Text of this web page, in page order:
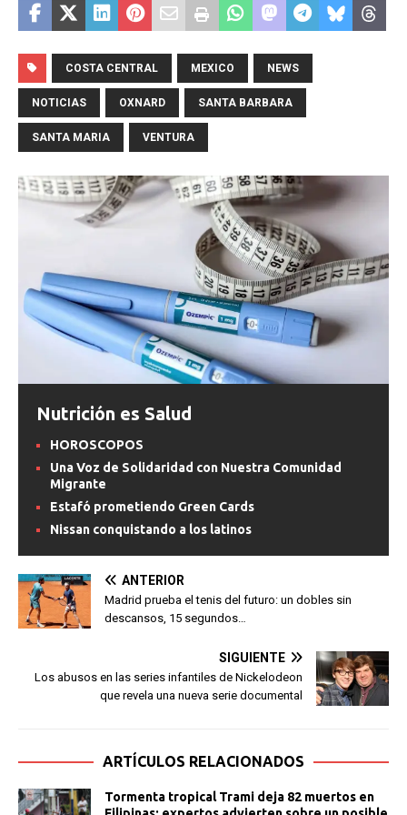
COSTA CENTRAL MEXICO NEWS
NOTICIAS OXNARD SANTA BARBARA
SANTA MARIA VENTURA
Nutrición es Salud
HOROSCOPOS
Una Voz de Solidaridad con Nuestra Comunidad
Migrante
Estafó prometiendo Green Cards
Nissan conquistando a los latinos
ANTERIOR
Madrid prueba el tenis del futuro: un dobles sin
descansos, 15 segundos…
SIGUIENTE
Los abusos en las series infantiles de Nickelodeon
que revela una nueva serie documental
ARTÍCULOS RELACIONADOS
Tormenta tropical Trami deja 82 muertos en